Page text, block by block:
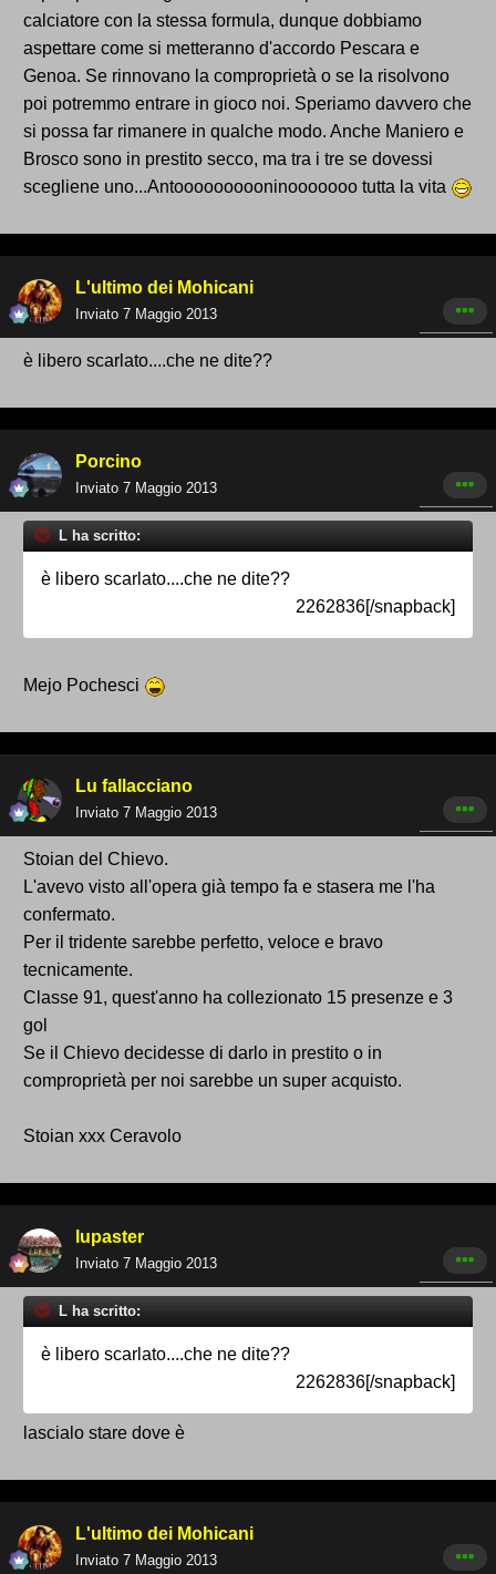
calciatore con la stessa formula, dunque dobbiamo
aspettare come si metteranno d'accordo Pescara e
Genoa. Se rinnovano la comproprietà o se la risolvono
poi potremmo entrare in gioco noi. Speriamo davvero che
si possa far rimanere in qualche modo. Anche Maniero e
Brosco sono in prestito secco, ma tra i tre se dovessi
scegliene uno...Antoooooooooninooooooo tutta la vita
L'ultimo dei Mohicani
Inviato 7 Maggio 2013
è libero scarlato....che ne dite??
Porcino
Inviato 7 Maggio 2013
L ha scritto:
è libero scarlato....che ne dite??
2262836[/snapback]
Mejo Pochesci
Lu fallacciano
Inviato 7 Maggio 2013
Stoian del Chievo.
L'avevo visto all'opera già tempo fa e stasera me l'ha
confermato.
Per il tridente sarebbe perfetto, veloce e bravo
tecnicamente.
Classe 91, quest'anno ha collezionato 15 presenze e 3
gol
Se il Chievo decidesse di darlo in prestito o in
comproprietà per noi sarebbe un super acquisto.
Stoian xxx Ceravolo
lupaster
Inviato 7 Maggio 2013
L ha scritto:
è libero scarlato....che ne dite??
2262836[/snapback]
lascialo stare dove è
L'ultimo dei Mohicani
Inviato 7 Maggio 2013